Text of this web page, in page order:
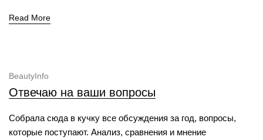
Read More
BeautyInfo
Отвечаю на ваши вопросы
Собрала сюда в кучку все обсуждения за год, вопросы,
которые поступают. Анализ, сравнения и мнение